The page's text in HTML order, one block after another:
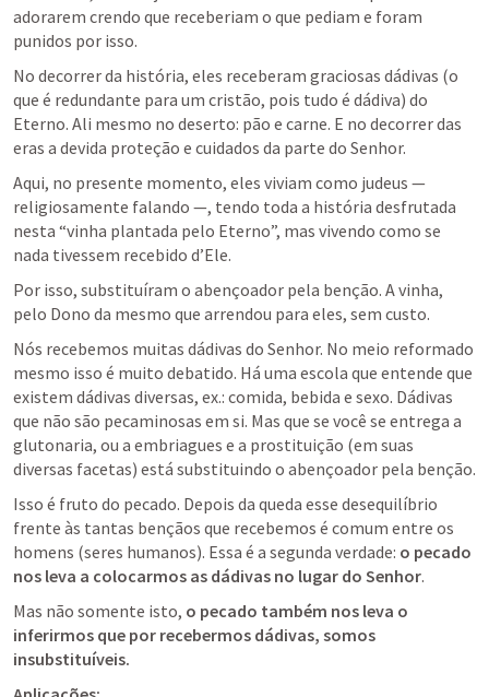
adorarem crendo que receberiam o que pediam e foram
punidos por isso.
No decorrer da história, eles receberam graciosas dádivas (o
que é redundante para um cristão, pois tudo é dádiva) do
Eterno. Ali mesmo no deserto: pão e carne. E no decorrer das
eras a devida proteção e cuidados da parte do Senhor.
Aqui, no presente momento, eles viviam como judeus —
religiosamente falando —, tendo toda a história desfrutada
nesta “vinha plantada pelo Eterno”, mas vivendo como se
nada tivessem recebido d’Ele.
Por isso, substituíram o abençoador pela benção. A vinha,
pelo Dono da mesmo que arrendou para eles, sem custo.
Nós recebemos muitas dádivas do Senhor. No meio reformado
mesmo isso é muito debatido. Há uma escola que entende que
existem dádivas diversas, ex.: comida, bebida e sexo. Dádivas
que não são pecaminosas em si. Mas que se você se entrega a
glutonaria, ou a embriagues e a prostituição (em suas
diversas facetas) está substituindo o abençoador pela benção.
Isso é fruto do pecado. Depois da queda esse desequilíbrio
frente às tantas bençãos que recebemos é comum entre os
homens (seres humanos). Essa é a segunda verdade: o pecado
nos leva a colocarmos as dádivas no lugar do Senhor.
Mas não somente isto, o pecado também nos leva o
inferirmos que por recebermos dádivas, somos
insubstituíveis.